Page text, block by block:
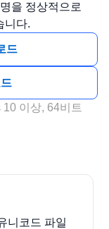
을 정상적으로
니다.
드
이상, 64비트
니코드 파일